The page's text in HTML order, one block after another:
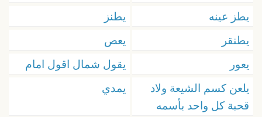
يطز عينه
يطنز
يطنقر
يعص
يعور
يقول شمال اقول امام
يلعن كسم الشيعة ولاد
قحبة كل واحد بأسمه
يمدي